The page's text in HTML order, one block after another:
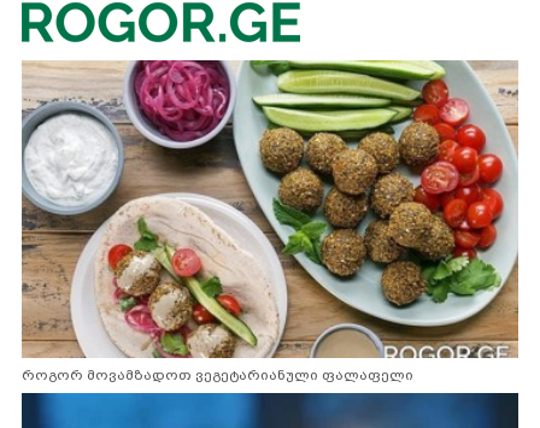
როგორ მოვამზადოთ ვეგეტარიანული ფალაფელი